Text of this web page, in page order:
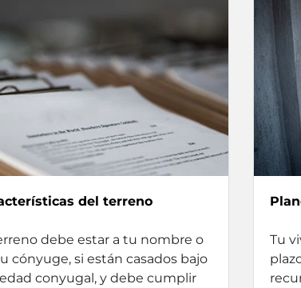
del terreno
debe estar a tu nombre o
cónyuge, si están casados bajo
conyugal, y debe cumplir
Tu